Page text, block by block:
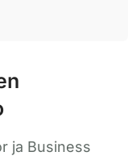
ja Business